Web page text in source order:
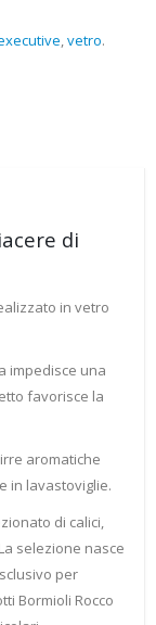
,vetro.
di
in vetro
impedisce una
favorisce la
aromatiche
in lavastoviglie.
di calici,
selezione nasce
per
Bormioli Rocco